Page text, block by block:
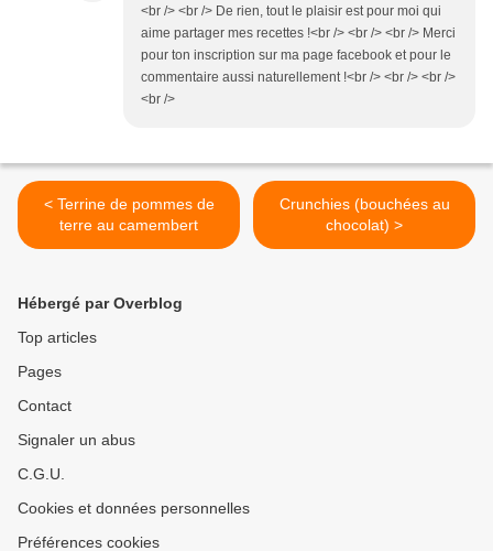
<br /> <br /> De rien, tout le plaisir est pour moi qui
aime partager mes recettes !<br /> <br /> <br /> Merci
pour ton inscription sur ma page facebook et pour le
commentaire aussi naturellement !<br /> <br /> <br />
<br />
< Terrine de pommes de
terre au camembert
Crunchies (bouchées au
chocolat) >
Hébergé par Overblog
Top articles
Pages
Contact
Signaler un abus
C.G.U.
Cookies et données personnelles
Préférences cookies